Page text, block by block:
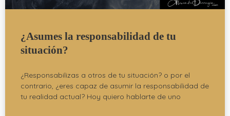
¿Asumes la responsabilidad de tu
situación?
¿Responsabilizas a otros de tu situación? o por el
contrario, ¿eres capaz de asumir la responsabilidad de
tu realidad actual? Hoy quiero hablarte de uno